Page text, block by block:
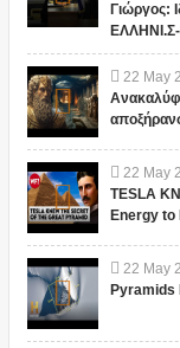
Γιώργος:
22 May
22 May
TESLA
Energy to
22 May
Pyramids